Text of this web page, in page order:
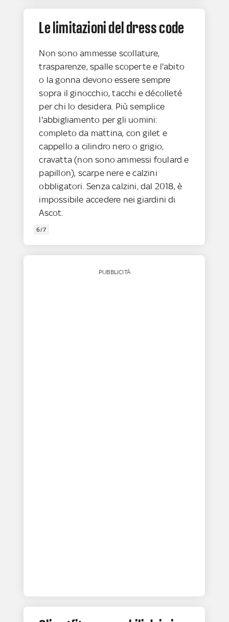
Le limitazioni del dress code
Non sono ammesse scollature,
trasparenze, spalle scoperte e l'abito
o la gonna devono essere sempre
sopra il ginocchio, tacchi e décolleté
per chi lo desidera. Più semplice
l'abbigliamento per gli uomini:
completo da mattina, con gilet e
cappello a cilindro nero o grigio,
cravatta (non sono ammessi foulard e
papillon), scarpe nere e calzini
obbligatori. Senza calzini, dal 2018, è
impossibile accedere nei giardini di
Ascot.
6/7
PUBBLICITÀ